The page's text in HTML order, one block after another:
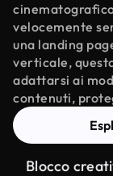
velocemente
una landing
verticale,
adattarsi ai
contenuti,
Blocco